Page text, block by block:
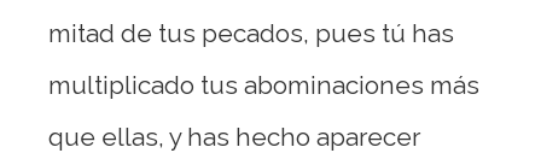
mitad de tus pecados, pues tú has
multiplicado tus abominaciones más
que ellas, y has hecho aparecer